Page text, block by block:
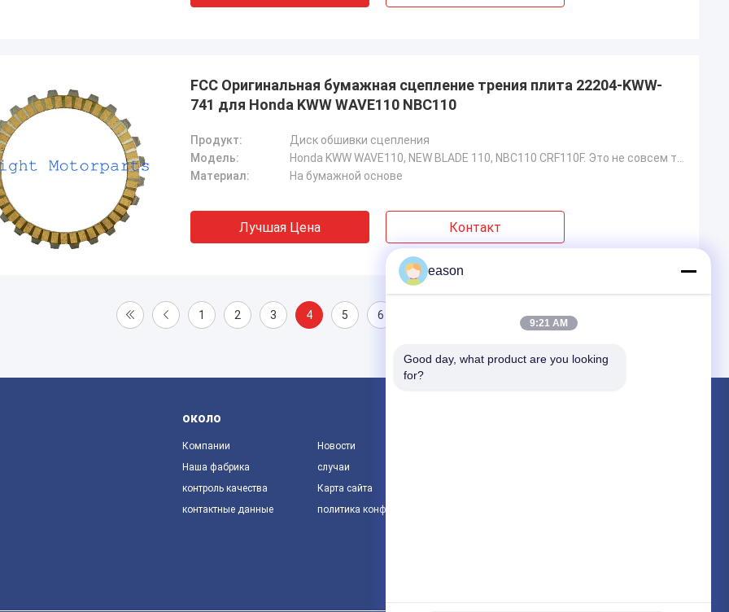
FCC Оригинальная бумажная сцепление трения плита 22204-KWW-
741 для Honda KWW WAVE110 NBC110
Продукт:
Диск обшивки сцепления
Модель:
Материал:
На бумажной основе
Лучшая Цена Контакт
1 2 3 4 5 6
около
Компании
Наша фабрика
контроль качества
контактные данные
Новости
случаи
Карта сайта
политика конфиденциальности
eason
9:21 AM
Good day, what product are you looking
for?